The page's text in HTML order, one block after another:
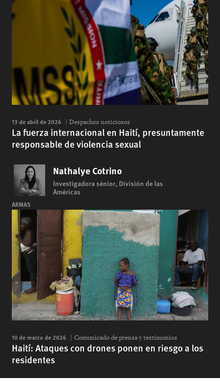
13 de abril de 2026 Despachos noticiosos
La fuerza internacional en Haití, presuntamente
responsable de violencia sexual
Nathalye Cotrino
Investigadora sénior, División de las
Américas
ARMAS
10 de marzo de 2026 Comunicado de prensa y testimonios
Haití: Ataques con drones ponen en riesgo a los
residentes